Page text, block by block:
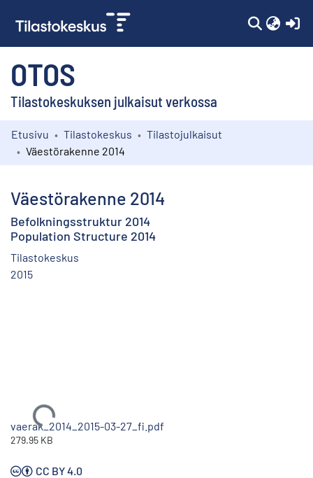
OTOS
Tilastokeskuksen julkaisut verkossa
Kokoelmat
Etusivu Tilastokeskus
Tilastojulkaisut
Väestörakenne 2014
Väestörakenne 2014
Befolkningsstruktur 2014
Population Structure 2014
Tilastokeskus
2015
Ladataan...
vaerak_2014_2015-03-27_fi.pdf
279.95 KB
CC BY 4.0